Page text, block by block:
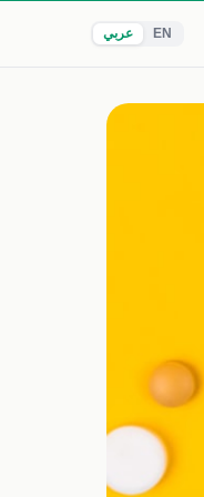
EN عربي